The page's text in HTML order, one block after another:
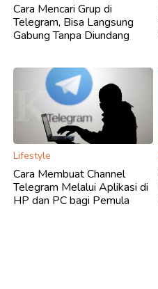
Cara Mencari Grup di
Telegram, Bisa Langsung
Gabung Tanpa Diundang
Lifestyle
Cara Membuat Channel
Telegram Melalui Aplikasi di
HP dan PC bagi Pemula